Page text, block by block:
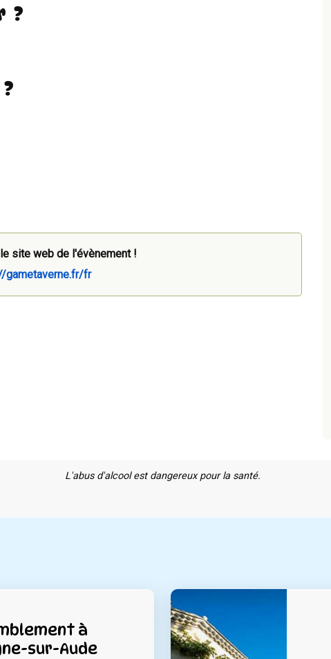
?
site web de l'évènement !
gametaverne.fr/fr
L'abus d'alcool est dangereux pour la santé.
à
sur-Aude